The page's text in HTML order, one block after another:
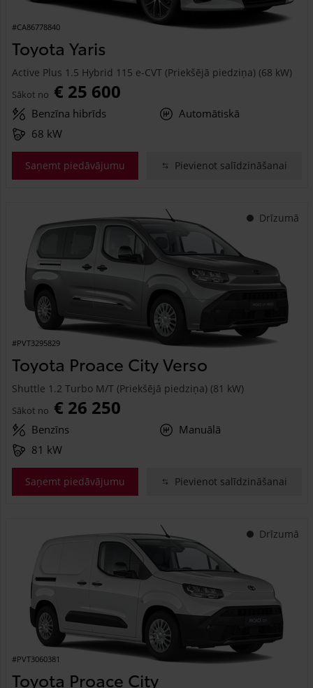
#CA86778840
Toyota Yaris
Active Plus 1.5 Hybrid 115 e-CVT (Priekšējā piedziņa) (68 kW)
Sākot no € 25 600
Benzīna hibrīds
Automātiskā
68 kW
Saņemt piedāvājumu Pievienot salīdzināšanai
Drīzumā
#PVT3295829
Toyota Proace City Verso
Shuttle 1.2 Turbo M/T (Priekšējā piedziņa) (81 kW)
Sākot no € 26 250
Benzīns
Manuālā
81 kW
Saņemt piedāvājumu Pievienot salīdzināšanai
Drīzumā
#PVT3060381
Toyota Proace City